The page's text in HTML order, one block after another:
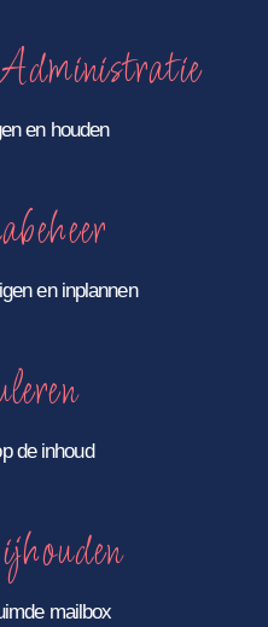
en houden
en inplannen
de inhoud
mailbox